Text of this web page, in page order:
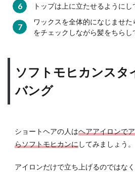
りの
もの
を選
価格
とメ
ーカ
5.5
ミを
トップは上に立たせるようにし
ワックスを全体的になじませ
をチェックしながら髪をちらし
ソフトモヒカンスタ
バング
ショートヘアの人はヘアアイロンで
らソフトモヒカンにしてみましょう。
アイロンだけで立ち上げるのではな